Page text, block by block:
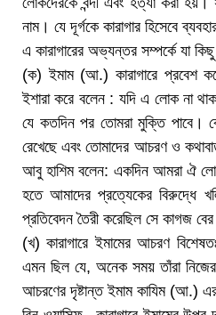
নাম। যে দূর্গকে কারাগার হিসেবে
এ কারাগারের অভ্যন্তর সম্পর্কে যা
(ক) ইমাম (আ.) কারাগারে প্রবেশ
ইশারা করে বলেন : যদি এ লোক না
যে কতদিন পর তোমরা মুক্তি পাবে।
রেখেছে এবং তোমাদের আচরণ ও
আবু হাশিম বলেন: একদিন আমরা ঐ
হতে আমাদের প্রত্যেকের বিরুদ্ধে
প্রতিবেদন তৈরী করেছিল সে কাগজ
(খ) কারাগারে ইমামের আচরণ
এমন ছিল যে, অনেক সময় তাঁরা
আচরণের দৃষ্টান্ত ইমাম কাযিম (আ.)